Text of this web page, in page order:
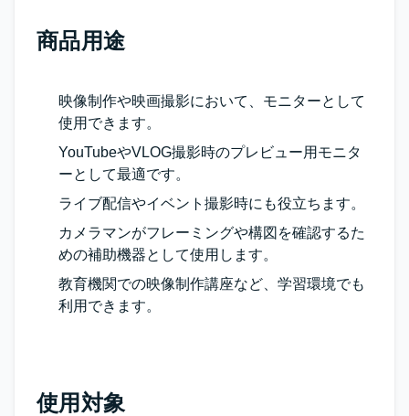
商品用途
映像制作や映画撮影において、モニターとして
使用できます。
YouTubeやVLOG撮影時のプレビュー用モニタ
ーとして最適です。
ライブ配信やイベント撮影時にも役立ちます。
カメラマンがフレーミングや構図を確認するた
めの補助機器として使用します。
教育機関での映像制作講座など、学習環境でも
利用できます。
使用対象